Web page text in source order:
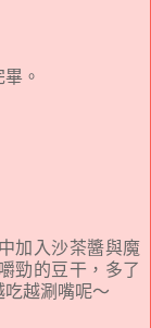
。
加入沙茶醬與魔
勁的豆干，多了
越涮嘴呢～